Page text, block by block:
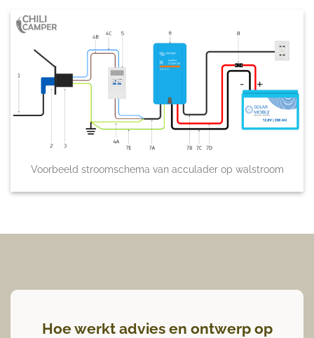
Voorbeeld stroomschema van acculader op walstroom
Hoe werkt advies en ontwerp op